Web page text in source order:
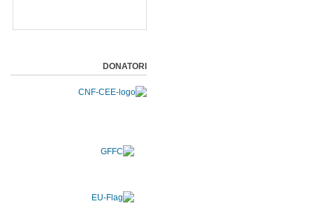
DONATORI